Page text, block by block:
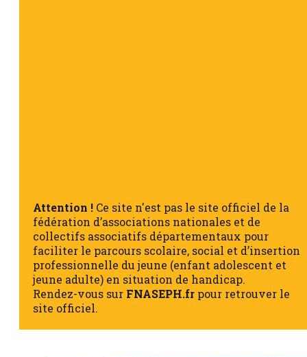
Attention ! Ce site n'est pas le site officiel de la
fédération d’associations nationales et de
collectifs associatifs départementaux pour
faciliter le parcours scolaire, social et d’insertion
professionnelle du jeune (enfant adolescent et
jeune adulte) en situation de handicap.
Rendez-vous sur FNASEPH.fr pour retrouver le
site officiel.